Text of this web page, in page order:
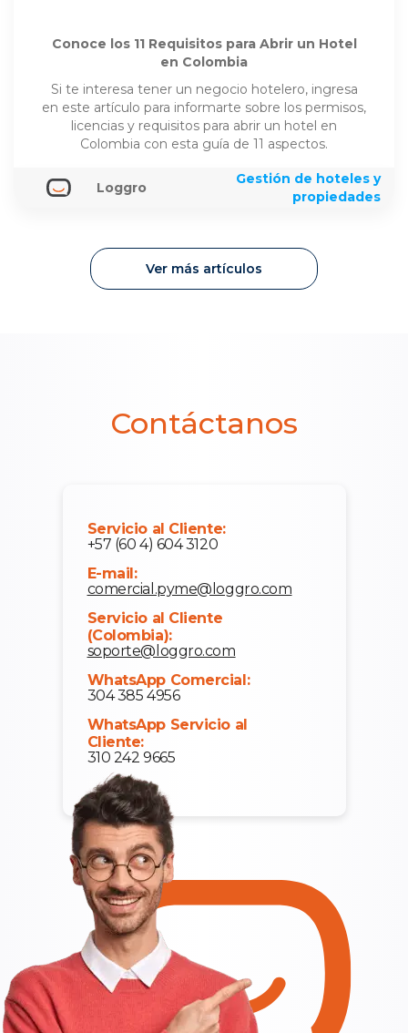
Conoce los 11 Requisitos para Abrir un Hotel
en Colombia
Si te interesa tener un negocio hotelero, ingresa
en este artículo para informarte sobre los permisos,
licencias y requisitos para abrir un hotel en
Colombia con esta guía de 11 aspectos.
Loggro
Gestión de hoteles y
propiedades
Ver más artículos
Contáctanos
Servicio al Cliente:
+57 (60 4) 604 3120
E-mail:
comercial.pyme@loggro.com
Servicio al Cliente
(Colombia):
soporte@loggro.com
WhatsApp Comercial:
304 385 4956
WhatsApp Servicio al
Cliente:
310 242 9665